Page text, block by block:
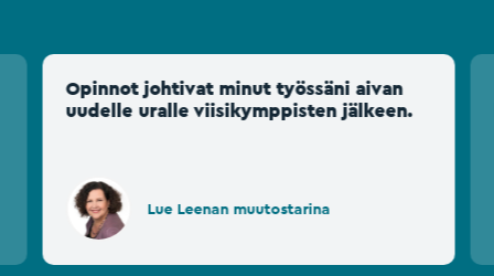
Opinnot johtivat minut työssäni aivan
uudelle uralle viisikymppisten jälkeen.
Lue Leenan muutostarina